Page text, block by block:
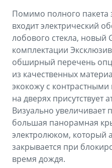
Помимо полного пакета
входит электрический
лобового стекла, новый
комплектации
обширный перечень
из качественных
экокожу с
на дверях присутствует
Визуально увеличивает
большая панорамная
электролюком, который
закрывается при
время дождя.